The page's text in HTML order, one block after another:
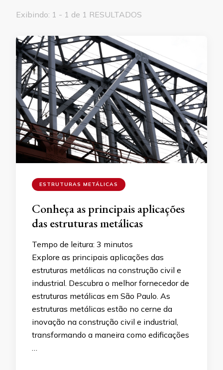
Exibindo: 1 - 1 de 1 RESULTADOS
ESTRUTURAS METÁLICAS
Conheça as principais aplicações
das estruturas metálicas
Tempo de leitura: 3 minutos
Explore as principais aplicações das
estruturas metálicas na construção civil e
industrial. Descubra o melhor fornecedor de
estruturas metálicas em São Paulo. As
estruturas metálicas estão no cerne da
inovação na construção civil e industrial,
transformando a maneira como edificações
…